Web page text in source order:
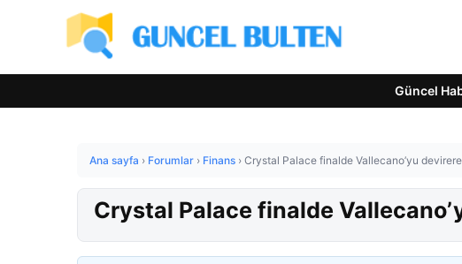
Güncel
Ana sayfa › Forumlar › Finans › Crystal Palace finalde Vallecano’yu
Crystal Palace finalde